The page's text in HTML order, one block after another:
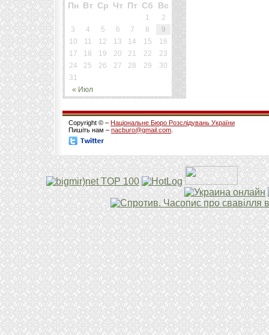
Пн Вт Ср Чт Пт Сб Вс
« Июл
1
2
3
4 5 6 7 8
9
10
11 12 13 14 15
16
17
18 19 20 21 22
23
24
25 26 27 28 29
30
31
Copyright © – Національне Бюро Розслідувань України
Пишіть нам – nacburo@gmail.com